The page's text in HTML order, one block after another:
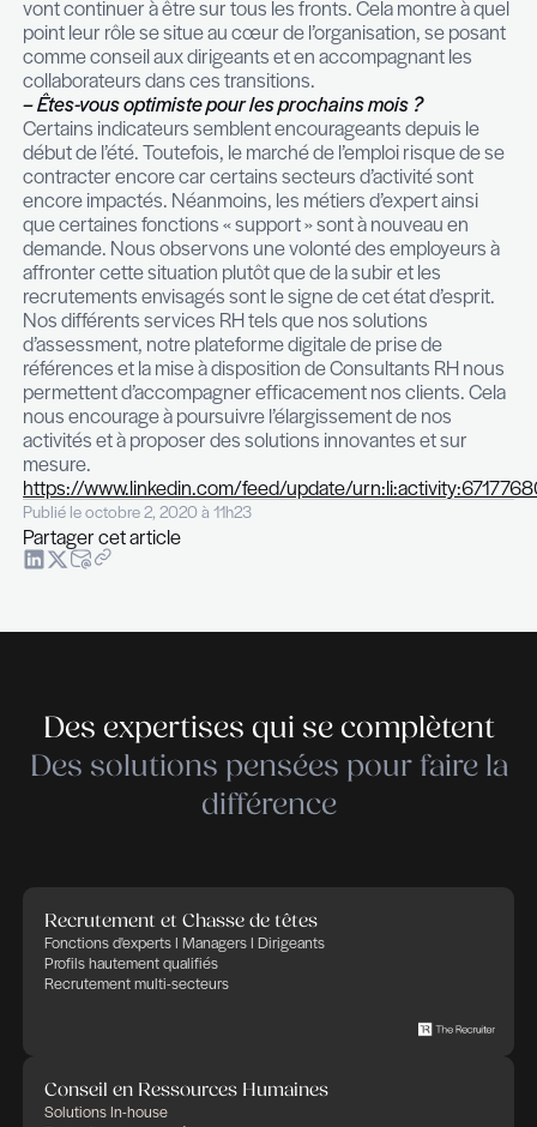
L’agilité et l’adaptabilité nous semblent
maitres mots de cette période. Chaque
a essayé de s’adapter, bien entendu à des
en revoyant et en faisant évoluer son modèle
d’organisation.
Rien de tel qu’un tremblement de terre pour
L’image est brutale, certe, mais elle reflète
entreprises qui ont eu à repenser leur
systèmes d’information et leur rapport avec les
dans un contexte inédit et auquel nul n’était
sommes ici devant des enjeux organisationnels,
technologiques et humains tout en continuant à
développer l’activité commerciale.
Les professionnels des Ressources Humaines
vont continuer à être sur tous les fronts. Cela
point leur rôle se situe au cœur de l’organisation,
comme conseil aux dirigeants et en
collaborateurs dans ces transitions.
– Êtes-vous optimiste pour les prochains mois ?
début de l’été. Toutefois, le marché de l’emploi
que certaines fonctions « support » sont à
demande. Nous observons une volonté des
affronter cette situation plutôt que de la subir et
recrutements envisagés sont le signe de cet
permettent d’accompagner efficacement nos
nous encourage à poursuivre l’élargissement de
activités et à proposer des solutions innovantes
https://www.linkedin.com/feed/update/
Publié le octobre 2, 2020 à 11h23
Partager cet article